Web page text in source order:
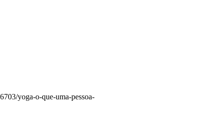
yoga-o-que-uma-pessoa-